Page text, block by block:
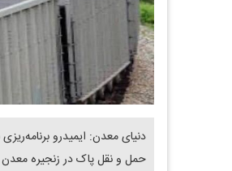
دنیای معدن: ایمیدرو
حمل‌ و نقل پاک در زنجیره